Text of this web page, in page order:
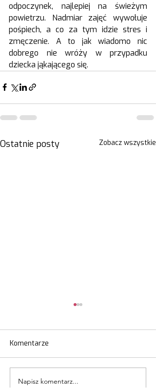
odpoczynek, najlepiej na świeżym
powietrzu. Nadmiar zajęć wywołuje
pośpiech, a co za tym idzie stres i
zmęczenie. A to jak wiadomo nic
dobrego nie wróży w przypadku
dziecka jąkającego się.
Ostatnie posty Zobacz wszystkie
Warsztaty muzyczno-
Komentarze
Napisz komentarz...